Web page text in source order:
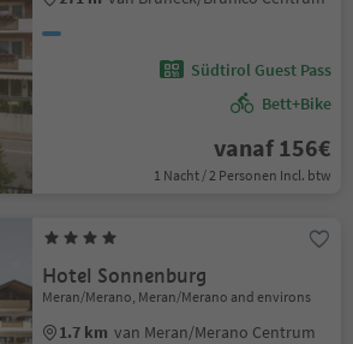
Südtirol Guest Pass
Bett+Bike
vanaf 156€
1 Nacht / 2 Personen Incl. btw
Hotel Sonnenburg
Meran/Merano, Meran/Merano and environs
1.7 km van Meran/Merano Centrum